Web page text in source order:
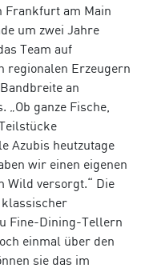
Frankfurt am Main
um zwei Jahre
Team auf
regionalen Erzeugern
an
ganze Fische,
Azubis heutzutage
wir einen eigenen
Wild versorgt.“ Die
Fine-Dining-Tellern
einmal über den
sie das im